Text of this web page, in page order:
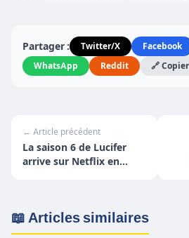
Partager : Twitter/X Facebook
WhatsApp
Reddit 🔗
← Article précédent
La saison 6 de Lucifer
arrive sur Netflix en
📖 Articles similaires